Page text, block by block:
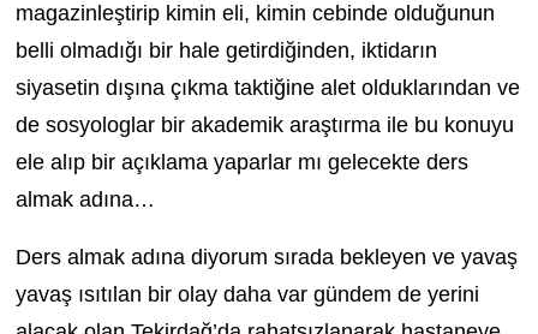
magazinleştirip kimin eli, kimin cebinde olduğunun
belli olmadığı bir hale getirdiğinden, iktidarın
siyasetin dışına çıkma taktiğine alet olduklarından ve
de sosyologlar bir akademik araştırma ile bu konuyu
ele alıp bir açıklama yaparlar mı gelecekte ders
almak adına…
Ders almak adına diyorum sırada bekleyen ve yavaş
yavaş ısıtılan bir olay daha var gündem de yerini